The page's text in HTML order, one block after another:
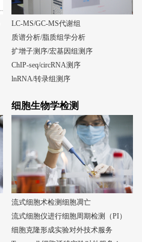
LC-MS/GC-MS代谢组
质谱分析/脂质组学分析
扩增子测序/宏基因组测序
ChIP-seq/circRNA测序
lnRNA/转录组测序
细胞生物学检测
流式细胞术检测细胞凋亡
流式细胞仪进行细胞周期检测（PI）
细胞克隆形成实验对外技术服务